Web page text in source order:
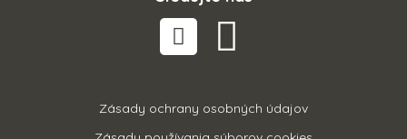
Zásady ochrany osobných údajov